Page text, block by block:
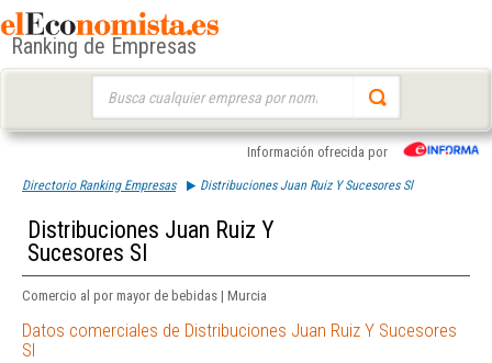
Ranking de Empresas
Información ofrecida por
Directorio Ranking Empresas Distribuciones Juan Ruiz Y Sucesores Sl
Distribuciones Juan Ruiz Y
Sucesores Sl
Comercio al por mayor de bebidas | Murcia
Datos comerciales de Distribuciones Juan Ruiz Y Sucesores
Sl